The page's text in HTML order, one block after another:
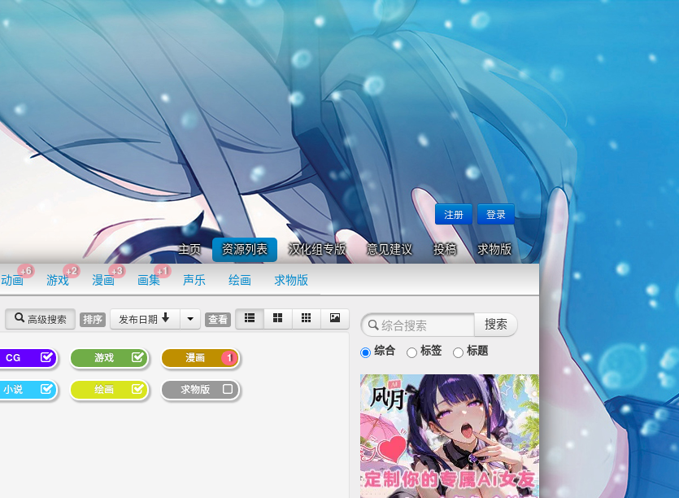
注册 登录
主页 资源列表 汉化组专版 意见建议 投稿 求物版
动画
+6
游戏
+2
漫画
+3
画集
+1
声乐 绘画 求物版
高级搜索 排序 发布日期 查看
CG 游戏 1
漫画
小说 绘画 求物版
综合 标签 标题